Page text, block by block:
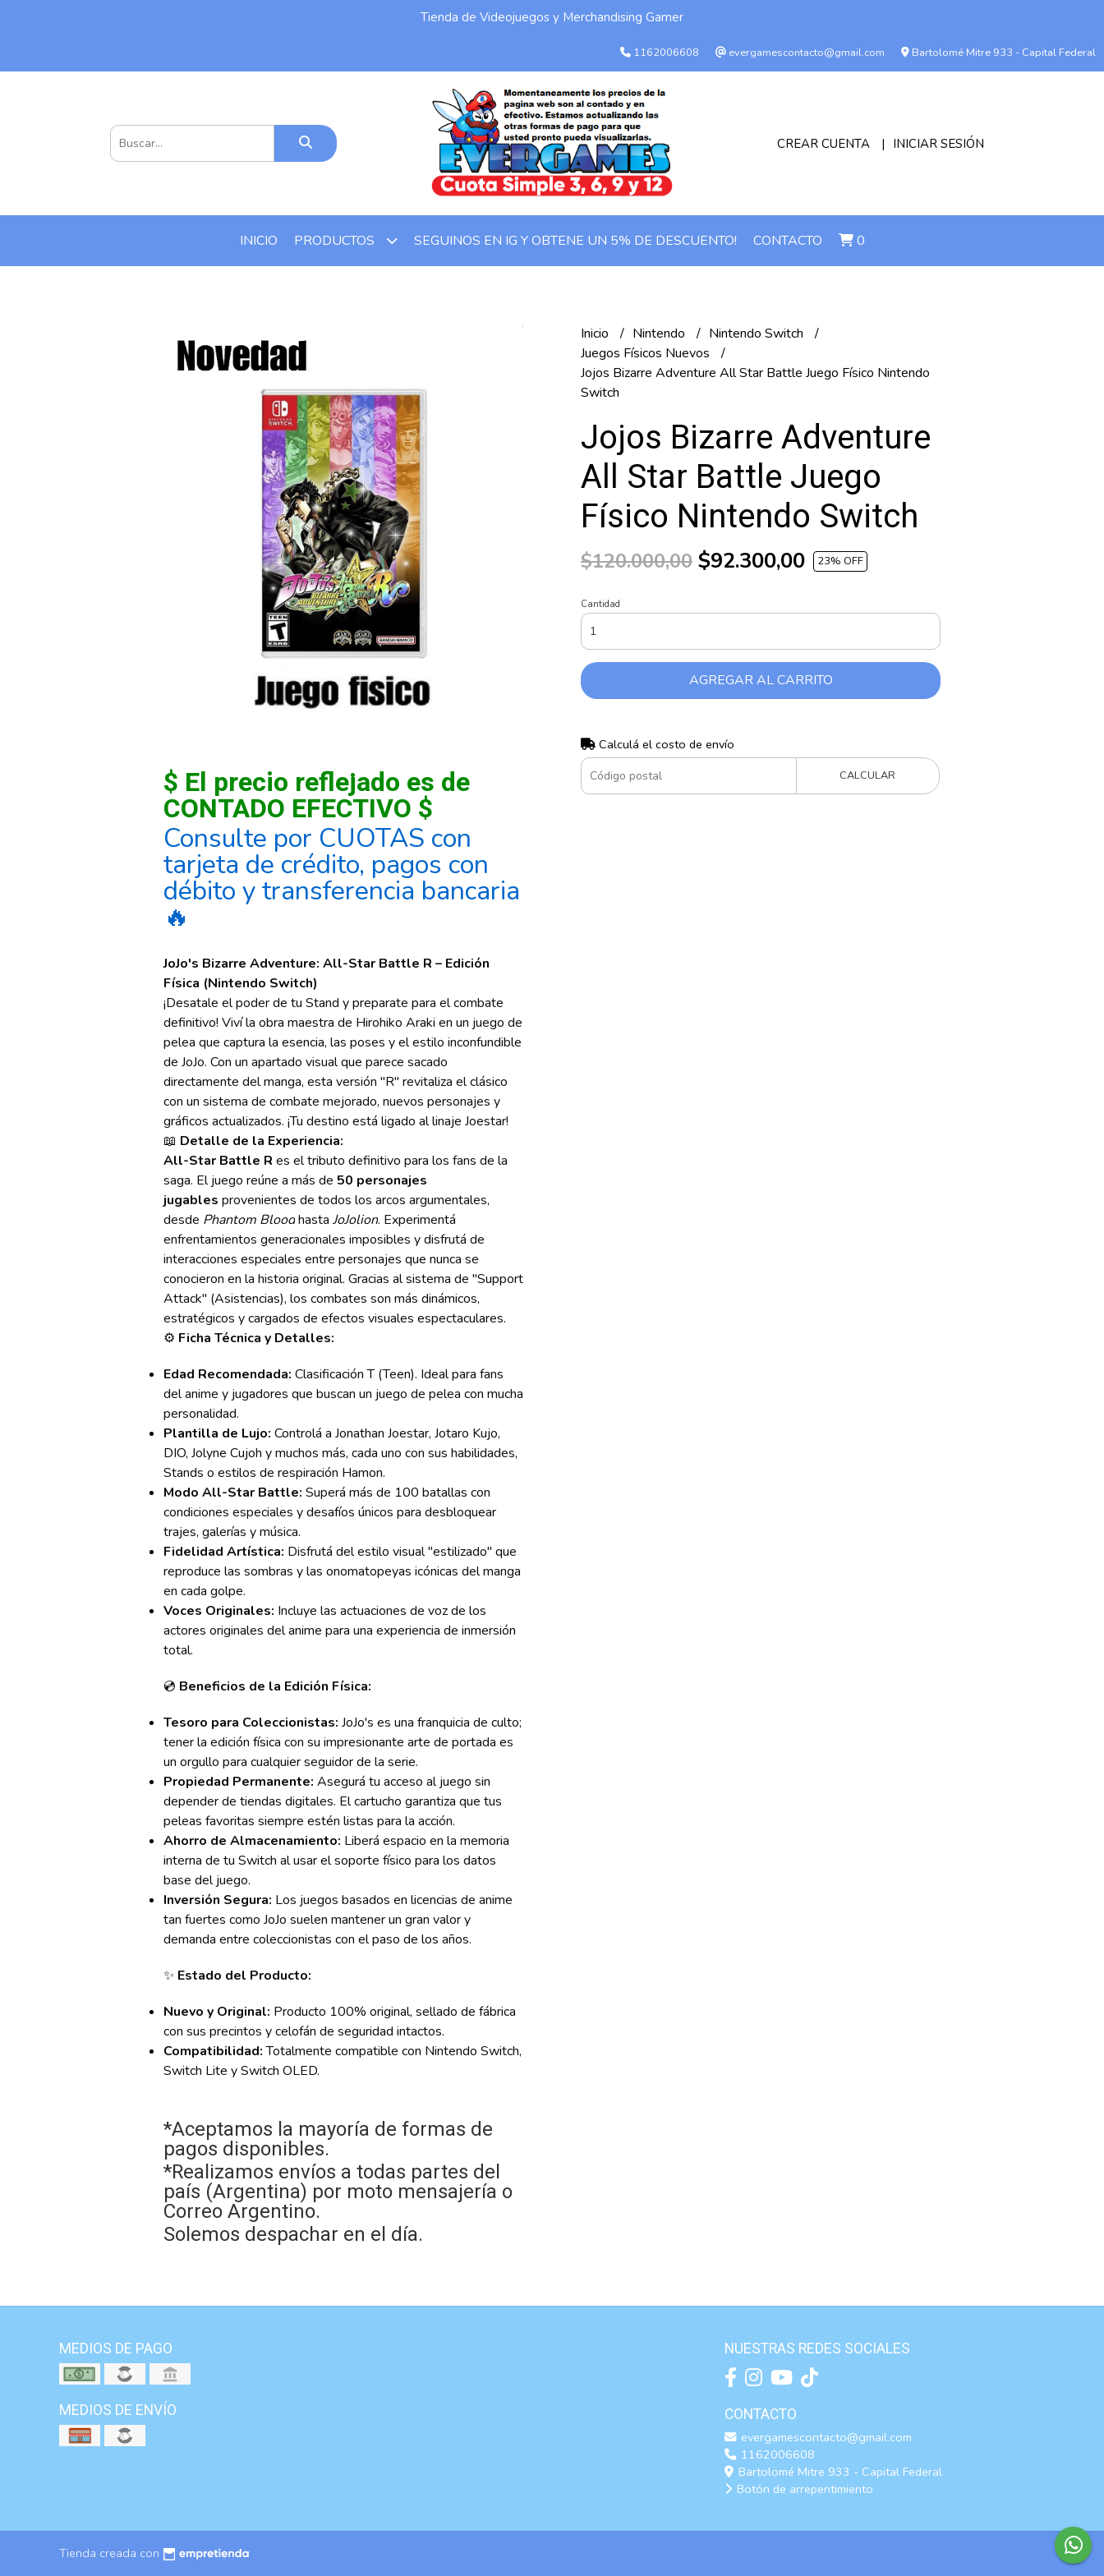
Tienda de Videojuegos y Merchandising Gamer
1162006608 evergamescontacto@gmail.com Bartolomé Mitre 933 - Capital Federal
CREAR CUENTA INICIAR SESIÓN
INICIO PRODUCTOS SEGUINOS EN IG Y OBTENE UN 5% DE DESCUENTO! CONTACTO 0
$ El precio reflejado es de
CONTADO EFECTIVO $
Consulte por CUOTAS con
tarjeta de crédito, pagos con
débito y transferencia bancaria
🔥
JoJo's Bizarre Adventure: All-Star Battle R – Edición
Física (Nintendo Switch)
¡Desatale el poder de tu Stand y preparate para el combate
definitivo! Viví la obra maestra de Hirohiko Araki en un juego de
pelea que captura la esencia, las poses y el estilo inconfundible
de JoJo. Con un apartado visual que parece sacado
directamente del manga, esta versión "R" revitaliza el clásico
con un sistema de combate mejorado, nuevos personajes y
gráficos actualizados. ¡Tu destino está ligado al linaje Joestar!
📖 Detalle de la Experiencia:
All-Star Battle R es el tributo definitivo para los fans de la
saga. El juego reúne a más de 50 personajes
jugables provenientes de todos los arcos argumentales,
desde Phantom Bloodhasta JoJolion. Experimentá
enfrentamientos generacionales imposibles y disfrutá de
interacciones especiales entre personajes que nunca se
conocieron en la historia original. Gracias al sistema de "Support
Attack" (Asistencias), los combates son más dinámicos,
estratégicos y cargados de efectos visuales espectaculares.
⚙️ Ficha Técnica y Detalles:
Edad Recomendada: Clasificación T (Teen). Ideal para fans
del anime y jugadores que buscan un juego de pelea con mucha
personalidad.
Plantilla de Lujo: Controlá a Jonathan Joestar, Jotaro Kujo,
DIO, Jolyne Cujoh y muchos más, cada uno con sus habilidades,
Stands o estilos de respiración Hamon.
Modo All-Star Battle: Superá más de 100 batallas con
condiciones especiales y desafíos únicos para desbloquear
trajes, galerías y música.
Fidelidad Artística: Disfrutá del estilo visual "estilizado" que
reproduce las sombras y las onomatopeyas icónicas del manga
en cada golpe.
Voces Originales: Incluye las actuaciones de voz de los
actores originales del anime para una experiencia de inmersión
total.
💿 Beneficios de la Edición Física:
Tesoro para Coleccionistas: JoJo's es una franquicia de culto;
tener la edición física con su impresionante arte de portada es
un orgullo para cualquier seguidor de la serie.
Propiedad Permanente: Asegurá tu acceso al juego sin
depender de tiendas digitales. El cartucho garantiza que tus
peleas favoritas siempre estén listas para la acción.
Ahorro de Almacenamiento: Liberá espacio en la memoria
interna de tu Switch al usar el soporte físico para los datos
base del juego.
Inversión Segura: Los juegos basados en licencias de anime
tan fuertes como JoJo suelen mantener un gran valor y
demanda entre coleccionistas con el paso de los años.
✨ Estado del Producto:
Nuevo y Original: Producto 100% original, sellado de fábrica
con sus precintos y celofán de seguridad intactos.
Compatibilidad:Totalmente compatible con Nintendo Switch,
Switch Lite y Switch OLED.
*Aceptamos la mayoría de formas de
pagos disponibles.
*Realizamos envíos a todas partes del
país (Argentina) por moto mensajería o
Correo Argentino.
Solemos despachar en el día.
Inicio Nintendo
Nintendo Switch
Juegos Físicos Nuevos
Jojos Bizarre Adventure All Star Battle Juego Físico Nintendo
Switch
Jojos Bizarre Adventure
All Star Battle Juego
Físico Nintendo Switch
$120.000,00 $92.300,00 23% OFF
Cantidad
AGREGAR AL CARRITO
Calculá el costo de envío
CALCULAR
MEDIOS DE PAGO
MEDIOS DE ENVÍO
NUESTRAS REDES SOCIALES
CONTACTO
evergamescontacto@gmail.com
1162006608
Bartolomé Mitre 933 - Capital Federal
Botón de arrepentimiento
Tienda creada con